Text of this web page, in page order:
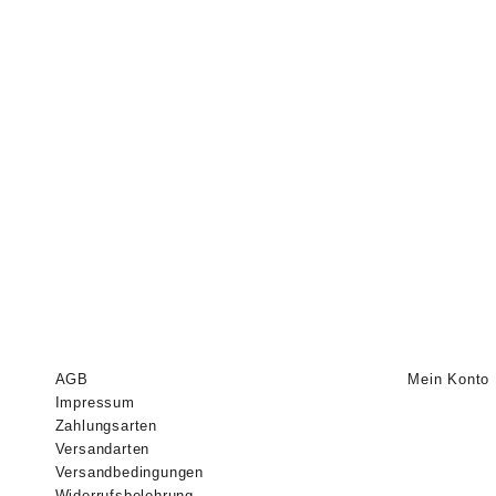
AGB
Impressum
Zahlungsarten
Versandarten
Versandbedingungen
Mein Konto